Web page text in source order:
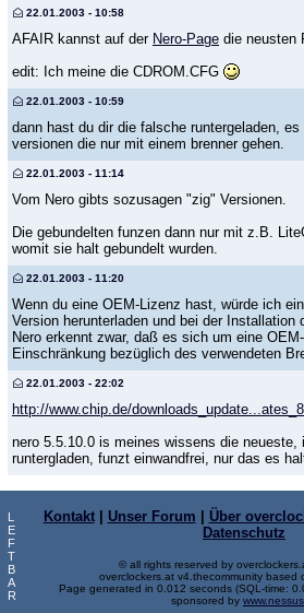
22.01.2003 - 10:58
AFAIR kannst auf der Nero-Page die neusten
edit: Ich meine die CDROM.CFG
22.01.2003 - 10:59
dann hast du dir die falsche runtergeladen,
versionen die nur mit einem brenner gehen.
22.01.2003 - 11:14
Vom Nero gibts sozusagen "zig" Versionen.
Die gebundelten funzen dann nur mit z.B.
womit sie halt gebundelt wurden.
22.01.2003 - 11:20
Wenn du eine OEM-Lizenz hast, würde ich
Version herunterladen und bei der Installation
Nero erkennt zwar, daß es sich um eine
Einschränkung bezüglich des verwendeten
22.01.2003 - 22:02
http://www.chip.de/
nero 5.5.10.0 is meines wissens die
runtergladen, funzt einwandfrei, nur das es
L
E
F
T
B
A
R
Kontakt| Unser Forum Über
Datenschutz
© all rights reserved by
overclockers.at v4.thecommunity based
Page generated in 0.012 seconds (SQL-time:
sponsored by